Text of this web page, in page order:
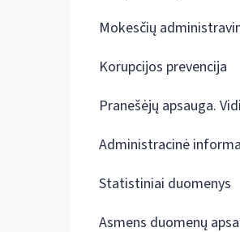
Mokesčių
Korupcijos prevencija
Pranešėjų apsauga.
Administracinė
Statistiniai duomenys
Asmens duomenų